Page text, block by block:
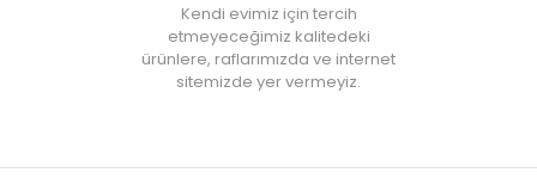
Kendi evimiz için tercih
etmeyeceğimiz kalitedeki
ürünlere, raflarımızda ve internet
sitemizde yer vermeyiz.